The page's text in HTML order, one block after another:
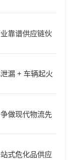
靠谱供应链伙
漏 + 车辆起火
做现代物流先
式危化品供应